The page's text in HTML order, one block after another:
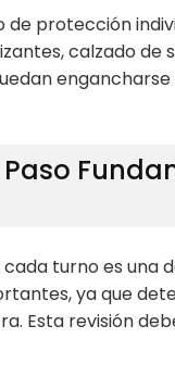
de protección
calzado de
engancharse
Paso
turno es una
ya que
Esta revisión